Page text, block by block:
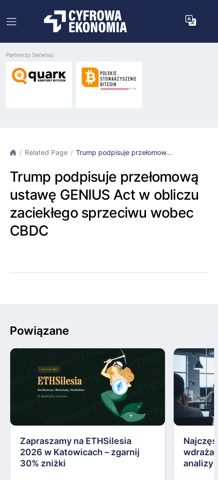
Partnerzy Serwisu:
Related Page Trump podpisuje przełomow...
Trump podpisuje przełomową
ustawę GENIUS Act w obliczu
zaciekłego sprzeciwu wobec
CBDC
Powiązane
Zapraszamy na ETHSilesia
2026 w Katowicach – zgarnij
30% zniżki
analizy